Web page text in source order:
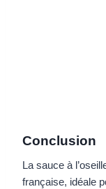
Conclusion
La sauce à
française, idéale